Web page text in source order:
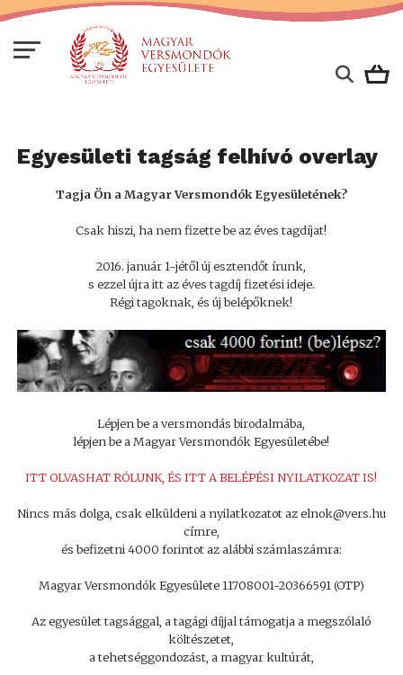
Egyesületi tagság felhívó overlay
Tagja Ön a Magyar Versmondók Egyesületének?
Csak hiszi, ha nem fizette be az éves tagdíjat!
2016. január 1-jétől új esztendőt írunk,
s ezzel újra itt az éves tagdíj fizetési ideje.
Régi tagoknak, és új belépőknek!
Lépjen be a versmondás birodalmába,
lépjen be a Magyar Versmondók Egyesületébe!
ITT OLVASHAT RÓLUNK, ÉS ITT A BELÉPÉSI NYILATKOZAT IS!
Nincs más dolga, csak elküldeni a nyilatkozatot az elnok@vers.hu
címre,
és befizetni 4000 forintot az alábbi számlaszámra:
Magyar Versmondók Egyesülete 11708001-20366591 (OTP)
Az egyesület tagsággal, a tagági díjjal támogatja a megszólaló
költészetet,
a tehetséggondozást, a magyar kultúrát,